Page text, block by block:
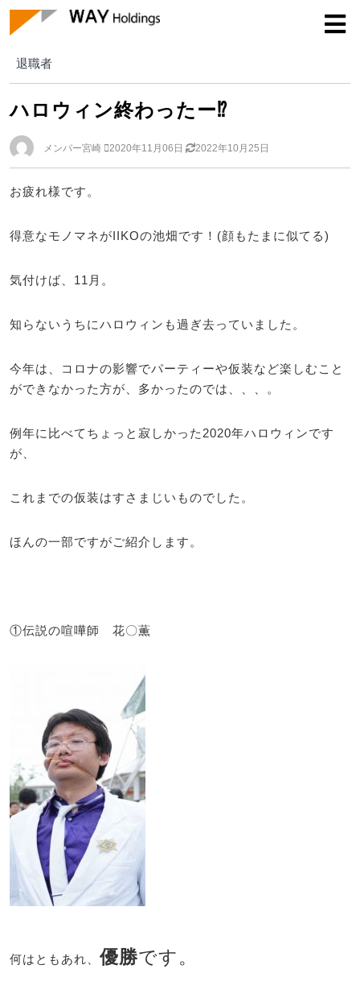
退職者
退職者
ハロウィン終わったー⁉
メンバー宮崎 2020年11月06日 2022年10月25日
お疲れ様です。
得意なモノマネがIIKOの池畑です！(顔もたまに似てる)
気付けば、11月。
知らないうちにハロウィンも過ぎ去っていました。
今年は、コロナの影響でパーティーや仮装など楽しむこと
ができなかった方が、多かったのでは、、、。
例年に比べてちょっと寂しかった2020年ハロウィンです
が、
これまでの仮装はすさまじいものでした。
ほんの一部ですがご紹介します。
①伝説の喧嘩師 花〇薫
何はともあれ、優勝です。